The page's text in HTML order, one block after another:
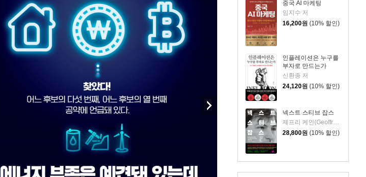
중국 AI 마케팅
임지수 저
16,200원 (10% 할인)
인플레이션은 누구를
부자로 만드는가
신환종 저
24,120원 (10% 할인)
넥스트 스티브 잡스
28,800원 (10% 할인)